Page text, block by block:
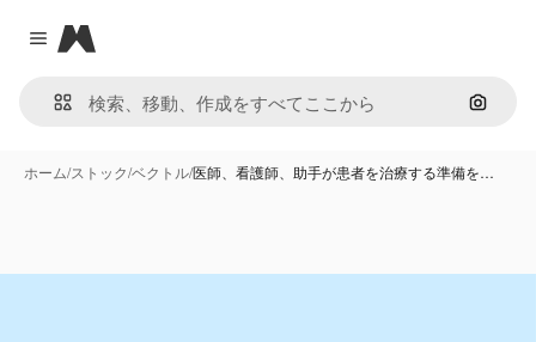
Close menu
Magnific
画像で
ホーム/ストック/ベクトル/医師、看護師、助手が患者を治療する準備を…